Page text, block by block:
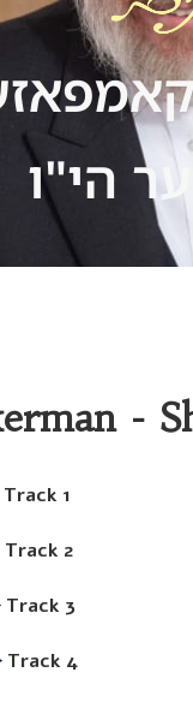
הי"ו
-
Track 1
Track 2
Track 3
Track 4